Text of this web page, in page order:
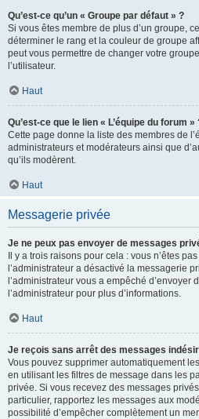
Qu’est-ce qu’un « Groupe par défaut » ?
Si vous êtes membre de plus d’un groupe,
déterminer le rang et la couleur de groupe
peut vous permettre de changer votre
l’utilisateur.
Haut
Qu’est-ce que le lien « L’équipe du forum »
Cette page donne la liste des membres de
administrateurs et modérateurs ainsi que
qu’ils modèrent.
Haut
Messagerie privée
Je ne peux pas envoyer de messages
Il y a trois raisons pour cela : vous n’êtes
l’administrateur a désactivé la messagerie
l’administrateur vous a empêché d’envoyer
l’administrateur pour plus d’informations.
Haut
Je reçois sans arrêt des messages
Vous pouvez supprimer automatiquement
en utilisant les filtres de message dans les
privée. Si vous recevez des messages
particulier, rapportez les messages aux
possibilité d’empêcher complètement un